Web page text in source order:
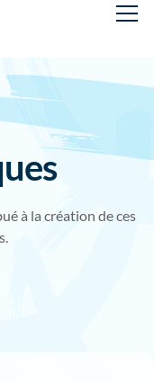
à la création de ces